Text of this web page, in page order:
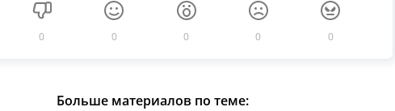
0 0 0 0 0
Больше материалов по теме: